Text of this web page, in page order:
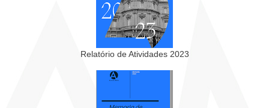
Relatório de Atividades 2023